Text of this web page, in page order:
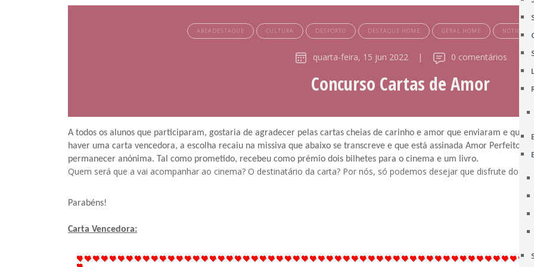
AREADESTAQUE CULTURA DESPORTO DESTAQUE HOME GERAL HOME NOTICIAS
quarta-feira, 15 jun 2022 | 0 comentários
Concurso Cartas de Amor
A todos os alunos que participaram, gostaria de agradecer pelas cartas cheias de carinho e amor que enviaram e que
haver uma carta vencedora, a escolha recaiu na missiva que abaixo se transcreve e que está assinada Amor Perfeito,
permanecer anónima. Tal como prometido, recebeu como prémio dois bilhetes para o cinema e um livro.
Quem será que a vai acompanhar ao cinema? O destinatário da carta? Por nós, só podemos desejar que disfrute do
Parabéns!
Carta Vencedora: